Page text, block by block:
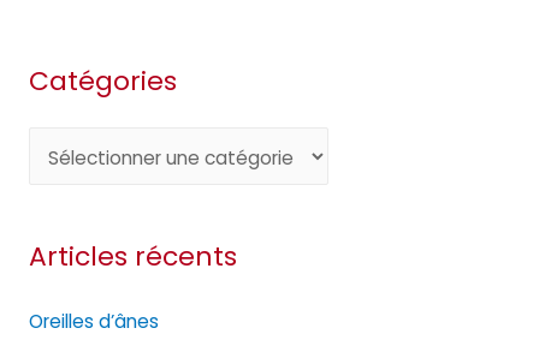
Catégories
é
o
Articles récents
Oreilles d’ânes